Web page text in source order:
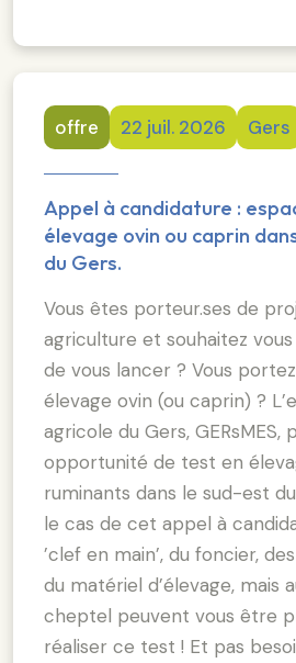
offre 22 juil. 2026 Gers
Appel à candidature :
élevage ovin ou caprin
du Gers.
Vous êtes porteur.ses de
agriculture et souhaitez
de vous lancer ? Vous
élevage ovin (ou caprin) ?
agricole du Gers, GERsMES,
opportunité de test en
ruminants dans le sud-est
le cas de cet appel à
’clef en main’, du foncier,
du matériel d’élevage, mais
cheptel peuvent vous être
réaliser ce test ! Et pas